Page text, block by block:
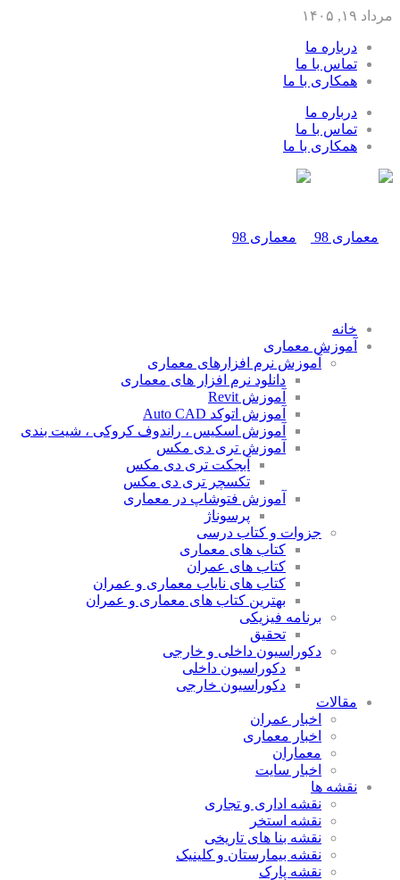
مرداد ۱۹, ۱۴۰۵
درباره ما
تماس با ما
همکاری با ما
درباره ما
تماس با ما
همکاری با ما
خانه
آموزش معماری
آموزش نرم افزارهای معماری
دانلود نرم افزار های معماری
آموزش Revit
آموزش اتوکد Auto CAD
آموزش اسکیس ، راندوف کروکی ، شیت بندی
آموزش تری دی مکس
آبجکت تری دی مکس
تکسچر تری دی مکس
آموزش فتوشاپ در معماری
پرسوناژ
جزوات و کتاب درسی
کتاب های معماری
کتاب های عمران
کتاب های نایاب معماری و عمران
بهترین کتاب های معماری و عمران
برنامه فیزیکی
تحقیق
دکوراسیون داخلی و خارجی
دکوراسیون داخلی
دکوراسیون خارجی
مقالات
اخبار عمران
اخبار معماری
معماران
اخبار سایت
نقشه ها
نقشه اداری و تجاری
نقشه استخر
نقشه بنا های تاریخی
نقشه بیمارستان و کلینیک
نقشه پارک